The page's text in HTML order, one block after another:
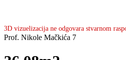
3D vizuelizacija ne odgovara stvarnom
Prof. Nikole Mačkića 7